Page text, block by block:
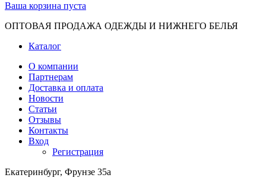
Ваша корзина пуста
ОПТОВАЯ ПРОДАЖА ОДЕЖДЫ И НИЖНЕГО БЕЛЬЯ
Каталог
О компании
Партнерам
Доставка и оплата
Новости
Статьи
Отзывы
Контакты
Вход
Регистрация
Екатеринбург, Фрунзе 35а